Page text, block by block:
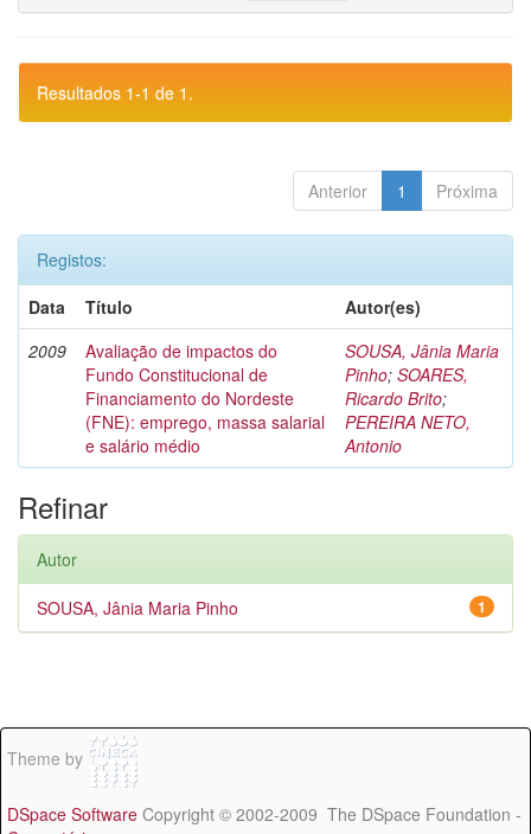
Resultados 1-1 de 1.
Anterior 1 Próxima
Registos:
Data
Título
Autor(es)
2009
Avaliação de impactos do
Fundo Constitucional de
Financiamento do Nordeste
(FNE): emprego, massa salarial
e salário médio
SOUSA, Jânia Maria
Pinho; SOARES,
Ricardo Brito;
PEREIRA NETO,
Antonio
Refinar
Autor
1
SOUSA, Jânia Maria Pinho
Theme by
DSpace Software Copyright © 2002-2009 The DSpace Foundation -